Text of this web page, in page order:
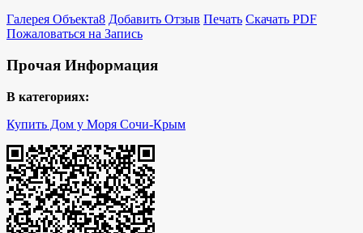
Галерея Объекта8 Добавить Отзыв Печать Скачать PDF
Пожаловаться на Запись
Прочая Информация
В категориях:
Купить Дом у Моря Сочи-Крым